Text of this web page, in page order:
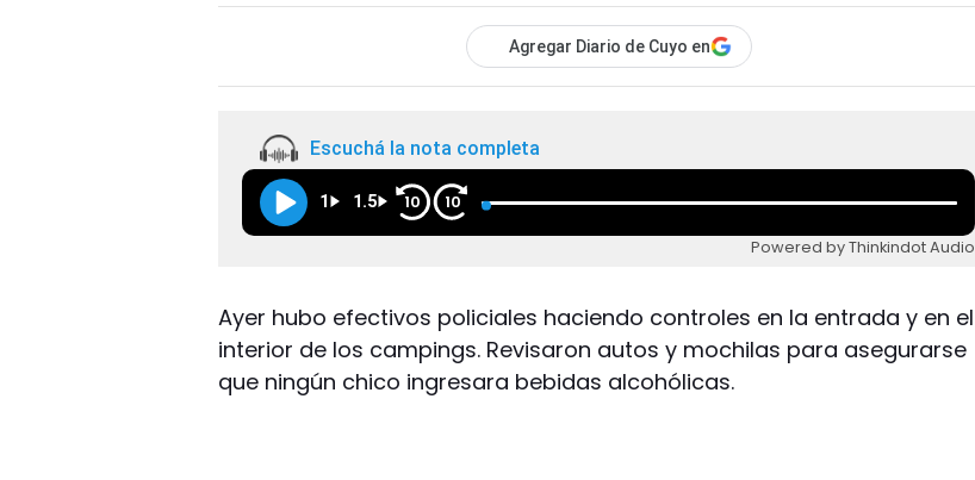
Agregar Diario de Cuyo en
Escuchá la nota completa
1 1.5 10 10
Powered by Thinkindot Audio
Ayer hubo efectivos policiales haciendo controles en la entrada y en el
interior de los campings. Revisaron autos y mochilas para asegurarse
que ningún chico ingresara bebidas alcohólicas.